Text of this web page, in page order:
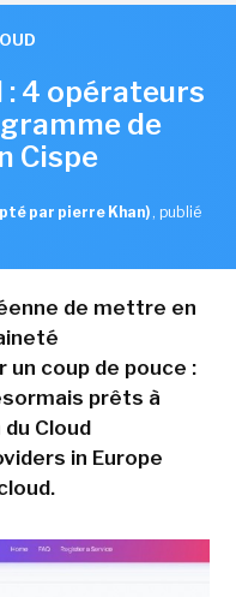
4 opérateurs
de
Cispe
par pierre Khan), publié
de mettre en
coup de pouce :
prêts à
Cloud
in Europe